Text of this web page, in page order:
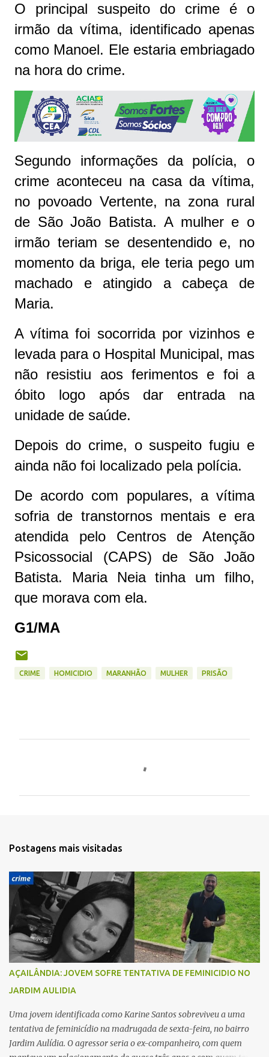
O principal suspeito do crime é o
irmão da vítima, identificado apenas
como Manoel. Ele estaria embriagado
na hora do crime.
Segundo informações da polícia, o
crime aconteceu na casa da vítima,
no povoado Vertente, na zona rural
de São João Batista. A mulher e o
irmão teriam se desentendido e, no
momento da briga, ele teria pego um
machado e atingido a cabeça de
Maria.
A vítima foi socorrida por vizinhos e
levada para o Hospital Municipal, mas
não resistiu aos ferimentos e foi a
óbito logo após dar entrada na
unidade de saúde.
Depois do crime, o suspeito fugiu e
ainda não foi localizado pela polícia.
De acordo com populares, a vítima
sofria de transtornos mentais e era
atendida pelo Centros de Atenção
Psicossocial (CAPS) de São João
Batista. Maria Neia tinha um filho,
que morava com ela.
G1/MA
CRIME HOMICIDIO MARANHÃO MULHER PRISÃO
r
Postagens mais visitadas
AÇAILÂNDIA: JOVEM SOFRE TENTATIVA DE FEMINICIDIO NO
JARDIM AULIDIA
Uma jovem identificada como Karine Santos sobreviveu a uma
tentativa de feminicídio na madrugada de sexta-feira, no bairro
Jardim Aulídia. O agressor seria o ex-companheiro, com quem